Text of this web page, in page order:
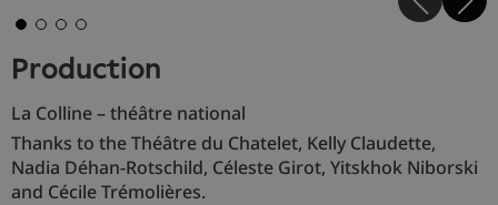
production
La Colline – théâtre national
Thanks to the Théâtre du Chatelet, Kelly Claudette,
Nadia Déhan-Rotschild, Céleste Girot, Yitskhok Niborski
and Cécile Trémolières.